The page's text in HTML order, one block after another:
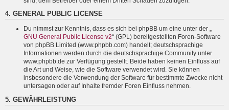
4. GENERAL PUBLIC LICENSE
Du nimmst zur Kenntnis, dass es sich bei phpBB um eine unter der „
GNU General Public License v2“ (GPL) bereitgestellten Foren-Software
von phpBB Limited (www.phpbb.com) handelt; deutschsprachige
Informationen werden durch die deutschsprachige Community unter
www.phpbb.de zur Verfügung gestellt. Beide haben keinen Einfluss auf
die Art und Weise, wie die Software verwendet wird. Sie können
insbesondere die Verwendung der Software für bestimmte Zwecke nicht
untersagen oder auf Inhalte fremder Foren Einfluss nehmen.
5. GEWÄHRLEISTUNG